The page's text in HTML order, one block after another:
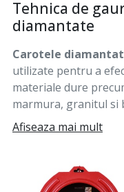
Tehnica de
diamantate
Carotele
utilizate pentru a
materiale dure
marmura, granitul si
Acestea sunt dotate
permit taierea rapida
Carotele
uscata, cat si pentru
Afiseaza mai mult